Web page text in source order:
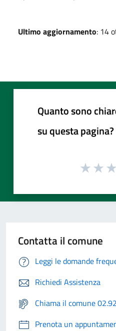
Ultimo aggiornamento: 14
Quanto sono
su questa pagina?
Contatta il comune
Leggi le domande
Richiedi Assistenza
Chiama il comune
Prenota un